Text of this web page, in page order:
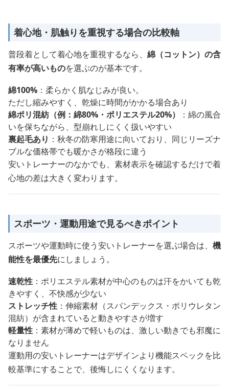
着心地・肌触りを重視する場合の比較軸
普段着として着心地を重視するなら、 綿（コットン）の含
有率が高いものを選ぶのが基本です。
綿100% ：柔らかく肌なじみが良い。
ただし縮みやすく、乾燥に時間がかかる場合あり
綿ポリ混紡（例：綿80%・ポリエステル20%）
：綿の風合
いを保ちながら、型崩れしにくく扱いやすい
裏起毛あり ：秋冬の防寒用途に向いており、同じリーズナ
ブルな価格帯でも暖かさが格段に違う
安いトレーナーのなかでも、素材表示を確認するだけで着
心地の差は大きく変わります。
スポーツ・運動用途で見るべきポイント
スポーツや運動時に使う安いトレーナーを選ぶ場合は、 機
能性を最優先にしましょう。
速乾性 ：ポリエステル素材が中心のものは汗をかいても乾
きやすく、不快感が少ない
ストレッチ性 ：伸縮素材（スパンデックス・ポリウレタン
混紡）が含まれていると動きやすさが増す
軽量性 ：素材が薄めで軽いものは、激しい動きでも邪魔に
なりません
運動用の安いトレーナーはデザインより機能スペックを比
較基準にすることで、後悔しにくくなります。